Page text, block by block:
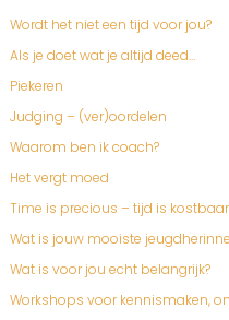
Wordt het niet een tijd voor jou?
Als je doet wat je altijd deed…
Piekeren
Judging – (ver)oordelen
Waarom ben ik coach?
Het vergt moed
Time is precious – tijd is kostbaar
Wat is jouw mooiste
Wat is voor jou echt belangrijk?
Workshops voor kennismaken,